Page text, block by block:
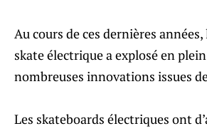
Au cours de ces dernières
skate électrique a explosé en
nombreuses innovations issues
Les skateboards électriques ont